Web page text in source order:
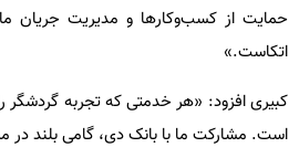
حمایت از کسب‌وکارها و مدیریت جریان
اتکاست.»
کبیری افزود: «هر خدمتی که تجربه گردشگر
است. مشارکت ما با بانک دی، گامی بلند